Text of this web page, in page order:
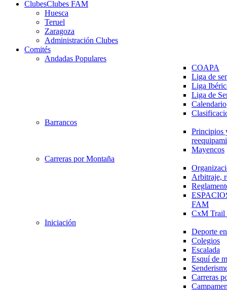
ClubesClubes FAM
Huesca
Teruel
Zaragoza
Administración Clubes
Comités
Andadas Populares
COAPA
Liga de
Liga
Liga de
Calendario
Barrancos
Principios
Mayencos
Carreras por Montaña
Arbitraje,
FAM
CxM
Iniciación
Deporte
Colegios
Escalada
Esquí de
Carreras